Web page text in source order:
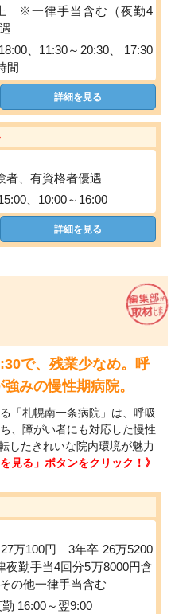
※一律手当含む（夜勤4
、11:30～20:30、 17:30
間
詳細を見る
、有資格者優遇
、10:00～16:00
詳細を見る
で、残業少なめ。呼
みの慢性期病院。
「札幌南一条病院」は、呼吸
、障がい者にも対応した慢性
したきれいな院内環境が魅力
る」ボタンをクリック！》
万100円 3年卒 26万5200
勤手当4回分5万8000円含
の他一律手当含む
16:00～翌9:00